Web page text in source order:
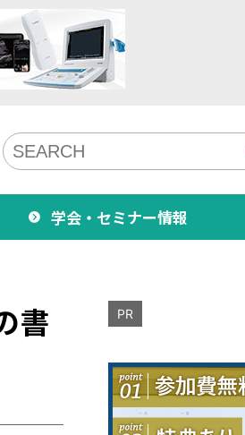
学会・セミナー情報
書 PR